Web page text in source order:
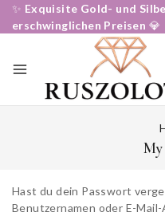
✨ Exquisite Gold- und
erschwinglichen Preisen 💎
Hast du dein Passwort
Benutzernamen oder E-